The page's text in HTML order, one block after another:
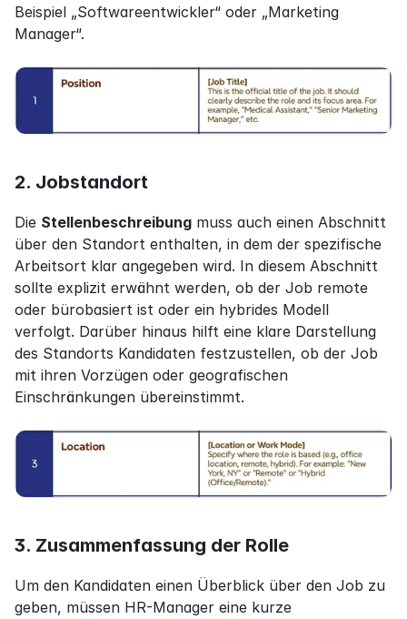
Beispiel „Softwareentwickler“ oder „Marketing
Manager“.
2. Jobstandort
Die Stellenbeschreibung muss auch einen Abschnitt
über den Standort enthalten, in dem der spezifische
Arbeitsort klar angegeben wird. In diesem Abschnitt
sollte explizit erwähnt werden, ob der Job remote
oder bürobasiert ist oder ein hybrides Modell
verfolgt. Darüber hinaus hilft eine klare Darstellung
des Standorts Kandidaten festzustellen, ob der Job
mit ihren Vorzügen oder geografischen
Einschränkungen übereinstimmt.
3. Zusammenfassung der Rolle
Um den Kandidaten einen Überblick über den Job zu
geben, müssen HR-Manager eine kurze